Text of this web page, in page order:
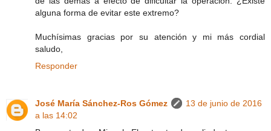
alguna forma de evitar este extremo?
Muchísimas gracias por su atención y mi más cordial
saludo,
Responder
José María Sánchez-Ros Gómez
13 de junio de 2016
a las 14:02